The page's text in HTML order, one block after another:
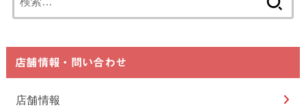
索:
店舗情報・問い合わせ
店舗情報